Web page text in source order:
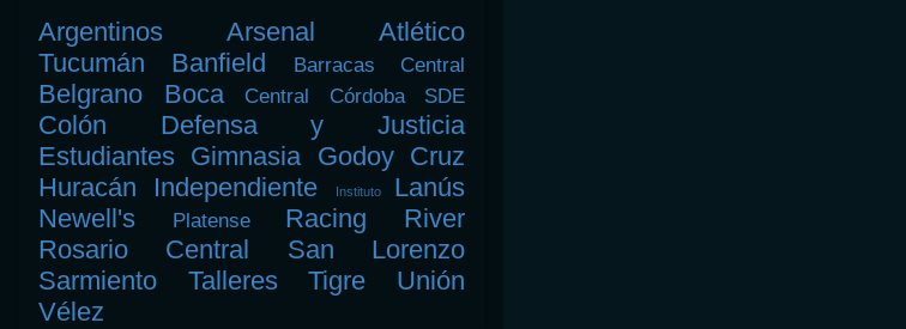
Argentinos Arsenal
Atlético
Tucumán
Banfield Barracas Central
Belgrano Boca Central Córdoba SDE
Colón
Defensa y Justicia
Estudiantes Gimnasia Godoy Cruz
Huracán
Independiente Instituto
Lanús
Newell's
Platense Racing
River
Rosario Central
San Lorenzo
Sarmiento
Talleres Tigre
Unión
Vélez